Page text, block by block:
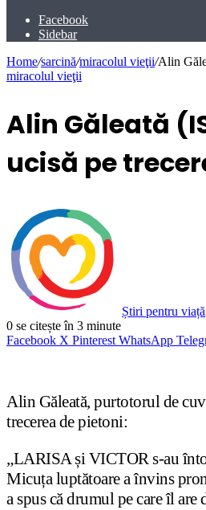
Facebook
Sidebar
Home/sarcină/miracolul vieţii/Alin
miracolul vieţii
Alin Găleată
ucisă pe
Știri pentru viață
0 se citește în 3 minute
Facebook X Pinterest WhatsApp
Alin Găleată, purtotorul de
trecerea de pietoni:
„LARISA și VICTOR s-au
Micuța luptătoare a învins
a spus că drumul pe care îl